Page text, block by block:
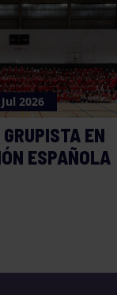
2026
EN
ESPAÑOLA